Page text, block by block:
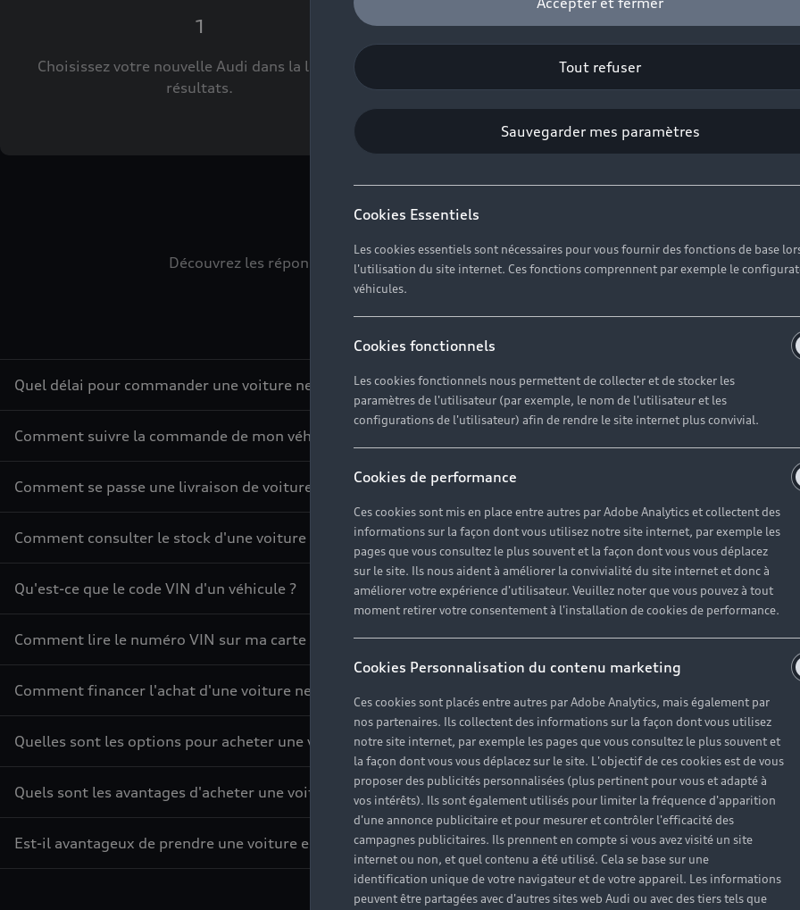
1
Choisissez votre nouvelle Audi dans la liste des
résultats.
2
Cliquez sur « Contacter votre Partenaire ».
Les réponses à vos
Découvrez les réponses à vos diverses questions autour de l'achat de véhicules neufs
Quel délai pour commander une voiture neuve ?
Comment suivre la commande de mon véhicule ?
Comment se passe une livraison de voiture neuve ?
Comment consulter le stock d'une voiture ?
Qu'est-ce que le code VIN d'un véhicule ?
Comment lire le numéro VIN sur ma carte grise ?
Comment financer l'achat d'une voiture neuve ?
Quelles sont les options pour acheter une voiture ?
Quels sont les avantages d'acheter une voiture neuve ?
Est-il avantageux de prendre une voiture en leasing ?
Tout refuser
Sauvegarder mes paramètres
Cookies Essentiels
Les cookies essentiels sont nécessaires pour vous fournir des fonctions de base
l'utilisation du site internet. Ces fonctions comprennent par exemple le
véhicules.
Cookies fonctionnels
Les cookies fonctionnels nous permettent de collecter et de stocker les
paramètres de l'utilisateur (par exemple, le nom de l'utilisateur et les
configurations de l'utilisateur) afin de rendre le site internet plus convivial.
Cookies de performance
Ces cookies sont mis en place entre autres par Adobe Analytics et collectent des
informations sur la façon dont vous utilisez notre site internet, par exemple les
pages que vous consultez le plus souvent et la façon dont vous vous déplacez
sur le site. Ils nous aident à améliorer la convivialité du site internet et donc à
améliorer votre expérience d'utilisateur. Veuillez noter que vous pouvez à tout
moment retirer votre consentement à l'installation de cookies de performance.
Cookies Personnalisation du contenu marketing
Ces cookies sont placés entre autres par Adobe Analytics, mais également par
nos partenaires. Ils collectent des informations sur la façon dont vous utilisez
notre site internet, par exemple les pages que vous consultez le plus souvent et
la façon dont vous vous déplacez sur le site. L'objectif de ces cookies est de vous
proposer des publicités personnalisées (plus pertinent pour vous et adapté à
vos intérêts). Ils sont également utilisés pour limiter la fréquence d'apparition
d'une annonce publicitaire et pour mesurer et contrôler l'efficacité des
campagnes publicitaires. Ils prennent en compte si vous avez visité un site
internet ou non, et quel contenu a été utilisé. Cela se base sur une
identification unique de votre navigateur et de votre appareil. Les informations
peuvent être partagées avec d'autres sites web Audi ou avec des tiers tels que